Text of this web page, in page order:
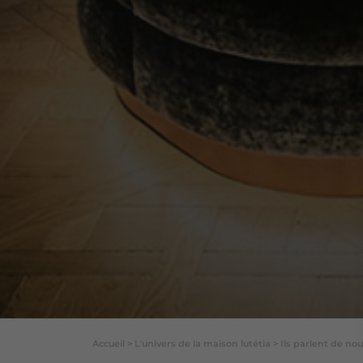
Accueil > L'univers de la maison lutétia > Ils parlent de